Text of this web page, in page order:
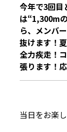
今年で3回目
は“1,300m
ら、メンバ
抜けます！
全力疾走！
張ります！
当日をお楽